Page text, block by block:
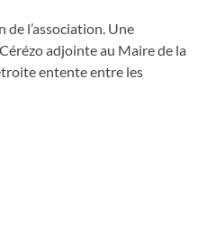
l’association. Une
adjointe au Maire de la
entente entre les